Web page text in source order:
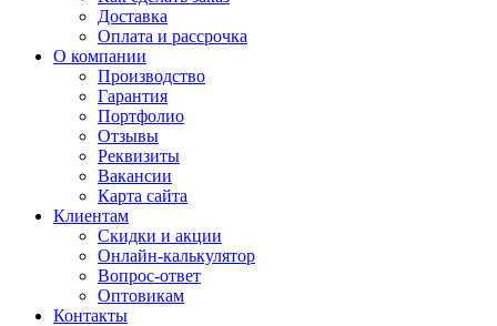
Доставка
Оплата и рассрочка
О компании
Производство
Гарантия
Портфолио
Отзывы
Реквизиты
Вакансии
Карта сайта
Клиентам
Скидки и акции
Онлайн-калькулятор
Вопрос-ответ
Оптовикам
Контакты